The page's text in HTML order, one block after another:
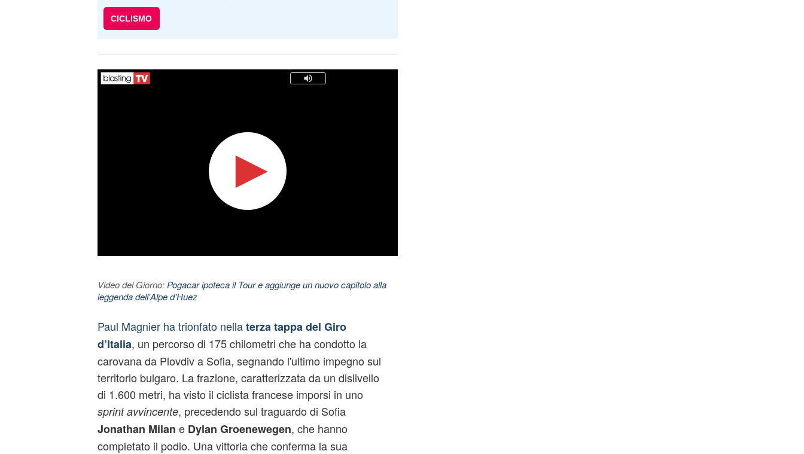
CICLISMO
Video del Giorno: Pogacar ipoteca il Tour e aggiunge un nuovo capitolo alla
leggenda dell'Alpe d'Huez
Paul Magnier ha trionfato nellaterza tappa del Giro
d’Italia, un percorso di 175 chilometri che ha condotto la
carovana da Plovdiv a Sofia, segnando l'ultimo impegno sul
territorio bulgaro. La frazione, caratterizzata da un dislivello
di 1.600 metri, ha visto il ciclista francese imporsi in uno
sprint avvincente, precedendo sul traguardo di Sofia
Jonathan Milan e Dylan Groenewegen, che hanno
completato il podio. Una vittoria che conferma la sua